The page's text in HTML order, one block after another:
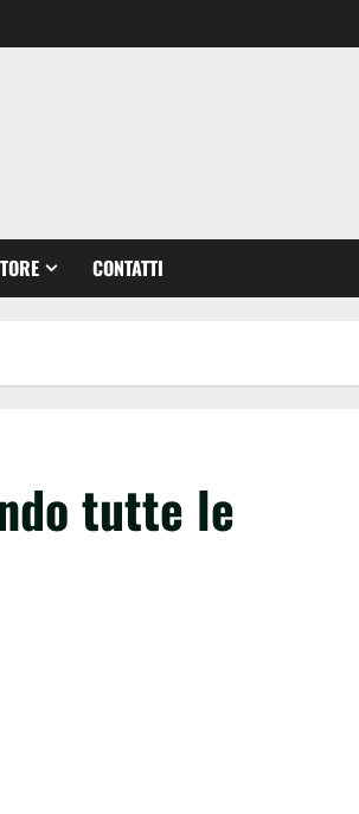
CONTATTI
tutte le